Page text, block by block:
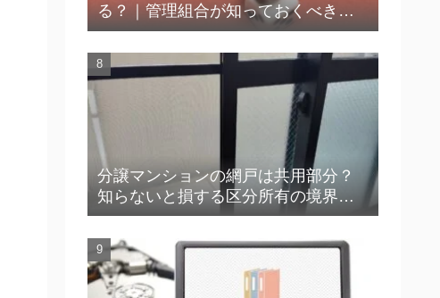
る？｜管理組合が知っておくべき実
態と防止策
分譲マンションの網戸は共用部分？
知らないと損する区分所有の境界線
【YouTube解説付き】